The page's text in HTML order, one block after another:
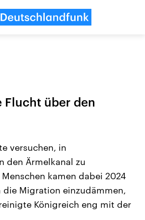
Anhalt
am 6.
neuen
das
Koalition aus
Aktuelle Beiträge,
Hintergründe
Wirtschaftlich und
gehören die Vereinigten
den mächtigsten Ländern
Flucht über den
versuchen, in
den Ärmelkanal zu
kamen dabei 2024
die Migration einzudämmen,
Königreich eng mit der